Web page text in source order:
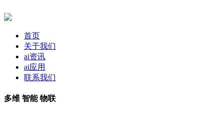
首页
关于我们
ai资讯
ai应用
联系我们
多维 智能 物联